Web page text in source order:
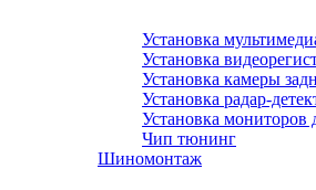
Установка
Установка
Установка камеры
Установка радар-
Установка мониторов
Чип тюнинг
Шиномонтаж